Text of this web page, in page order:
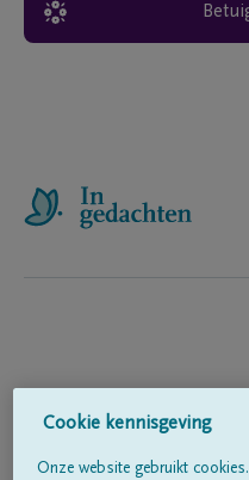
Cookie kennisgeving
Onze website gebruikt